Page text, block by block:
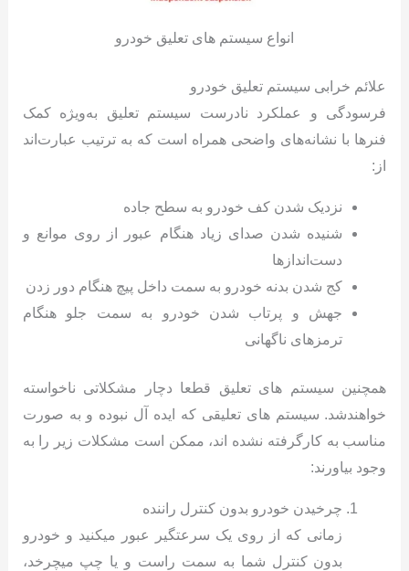
انواع سیستم های تعلیق خودرو
علائم خرابی سیستم تعلیق خودرو
فرسودگی و عملکرد نادرست سیستم تعلیق به‌ویژه کمک
فنرها با نشانه‌های واضحی همراه است که به ترتیب عبارت‌اند
از:
نزدیک شدن کف خودرو به سطح جاده
شنیده شدن صدای زیاد هنگام عبور از روی موانع و
دست‌اندازها
کج شدن بدنه خودرو به سمت داخل پیچ هنگام دور زدن
جهش و پرتاب شدن خودرو به سمت جلو هنگام
ترمزهای ناگهانی
همچنین سیستم های تعلیق قطعا دچار مشکلاتی ناخواسته
خواهندشد. سیستم های تعلیقی که ایده آل نبوده و به صورت
مناسب به کارگرفته نشده اند، ممکن است مشکلات زیر را به
وجود بیاورند:
چرخیدن خودرو بدون کنترل راننده
زمانی که از روی یک سرعتگیر عبور میکنید و خودرو
بدون کنترل شما به سمت راست و یا چپ میچرخد،